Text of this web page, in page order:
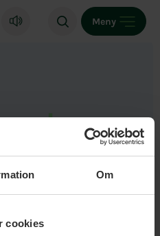
Om
cookies
Meny
•